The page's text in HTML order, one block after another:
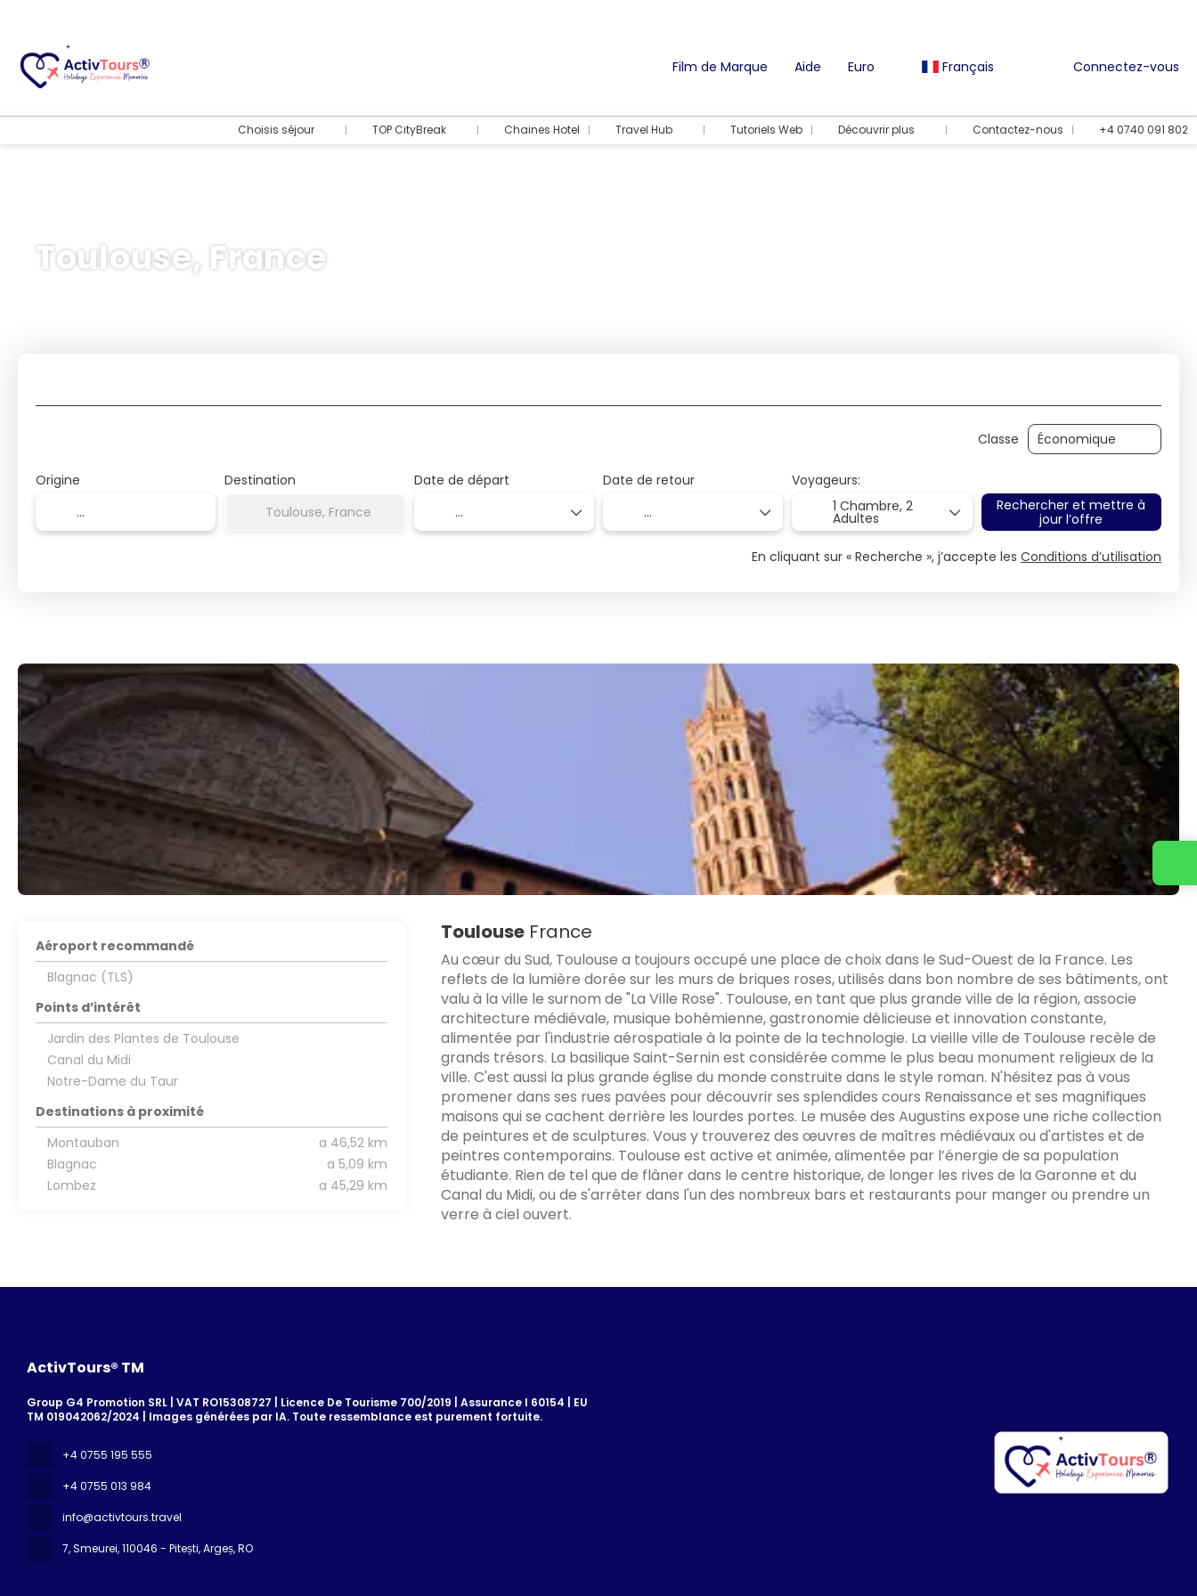
Film de Marque Aide Euro Français Connectez-vous
Choisis séjour TOP CityBreak Chaines Hotel Travel Hub Tutoriels Web Découvrir plus Contactez-nous +4 0740 091 802
Toulouse, France
Classe
Origine Destination Date de départ Date de retour
Voyageurs:
1 Chambre,2
Adultes
Rechercher et mettre à
jour l’offre
En cliquant sur « Recherche », j’accepte les Conditions d’utilisation
ToulouseFrance
Au cœur du Sud, Toulouse a toujours occupé une place de choix dans le Sud-Ouest de la France. Les
reflets de la lumière dorée sur les murs de briques roses, utilisés dans bon nombre de ses bâtiments, ont
valu à la ville le surnom de "La Ville Rose". Toulouse, en tant que plus grande ville de la région, associe
architecture médiévale, musique bohémienne, gastronomie délicieuse et innovation constante,
alimentée par l'industrie aérospatiale à la pointe de la technologie. La vieille ville de Toulouse recèle de
grands trésors. La basilique Saint-Sernin est considérée comme le plus beau monument religieux de la
ville. C'est aussi la plus grande église du monde construite dans le style roman. N'hésitez pas à vous
promener dans ses rues pavées pour découvrir ses splendides cours Renaissance et ses magnifiques
maisons qui se cachent derrière les lourdes portes. Le musée des Augustins expose une riche collection
de peintures et de sculptures. Vous y trouverez des œuvres de maîtres médiévaux ou d'artistes et de
peintres contemporains. Toulouse est active et animée, alimentée par l’énergie de sa population
étudiante. Rien de tel que de flâner dans le centre historique, de longer les rives de la Garonne et du
Canal du Midi, ou de s'arrêter dans l'un des nombreux bars et restaurants pour manger ou prendre un
verre à ciel ouvert.
Aéroport recommandé
Blagnac (TLS)
Points d’intérêt
Jardin des Plantes de Toulouse
Canal du Midi
Notre-Dame du Taur
Destinations à proximité
Montauban
a 46,52 km
Blagnac
a 5,09 km
Lombez
a 45,29 km
ActivTours® TM
Group G4 Promotion SRL | VAT RO15308727 | Licence De Tourisme 700/2019 | Assurance I 60154 | EU
TM 019042062/2024 | Images générées par IA. Toute ressemblance est purement fortuite.
+4 0755 195 555
+4 0755 013 984
info@activtours.travel
7, Smeurei, 110046 - Pitești, Argeș, RO